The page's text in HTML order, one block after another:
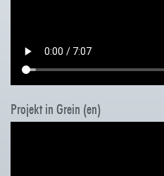
Projekt in Grein (en)